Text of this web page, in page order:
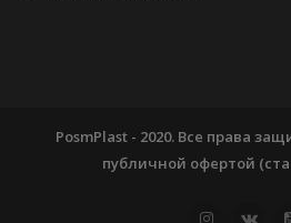
PosmPlast - 2020. Все права
публичной офертой